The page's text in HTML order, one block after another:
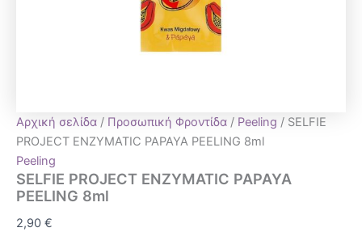
Αρχική σελίδα / Προσωπική Φροντίδα / Peeling / SELFIE
PROJECT ENZYMATIC PAPAYA PEELING 8ml
Peeling
SELFIE PROJECT ENZYMATIC PAPAYA
PEELING 8ml
2,90 €